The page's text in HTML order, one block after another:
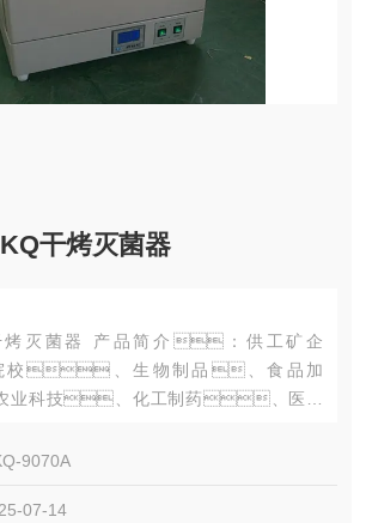
干烤灭菌器
烤灭菌器 产品简介：供工矿企
校、生物制品、食品加
科技、化工制药、医疗
别适用于热敏性、易分
9070A
07-14